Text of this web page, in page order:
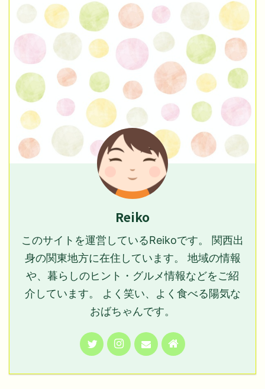
Reiko
このサイトを運営しているReikoです。 関西出
身の関東地方に在住しています。 地域の情報
や、暮らしのヒント・グルメ情報などをご紹
介しています。 よく笑い、よく食べる陽気な
おばちゃんです。